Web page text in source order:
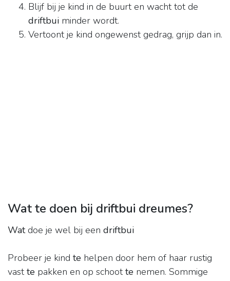
Blijf bij je kind in de buurt en wacht tot de
driftbui minder wordt.
Vertoont je kind ongewenst gedrag, grijp dan in.
Wat te doen bij driftbui dreumes?
Watdoe je wel bij een driftbui
Probeer je kind te helpen door hem of haar rustig
vastte pakken en op schootte nemen. Sommige